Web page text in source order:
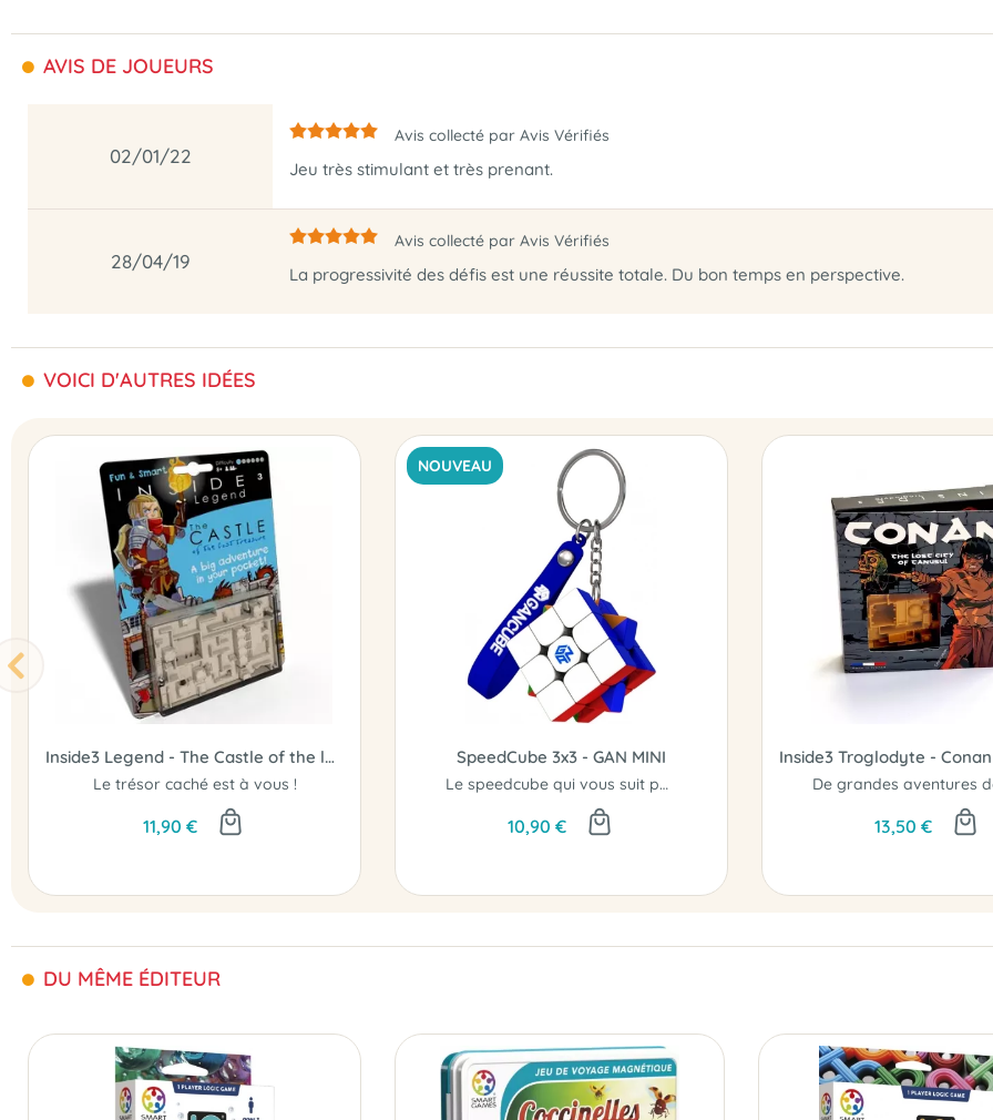
AVIS DE JOUEURS
02/01/22
Avis collecté par Avis Vérifiés
Jeu très stimulant et très prenant.
28/04/19
Avis collecté par Avis Vérifiés
La progressivité des défis est une réussite totale. Du bon temps en perspective.
VOICI D'AUTRES IDÉES
Inside3 Legend - The Castle of the lost Treasure
Le trésor caché est à vous !
11,90 €
NOUVEAU
SpeedCube 3x3 - GAN MINI
Le speedcube qui vous suit partout !
10,90 € 13,50 €
DU MÊME ÉDITEUR